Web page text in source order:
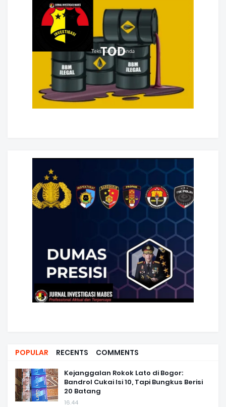
POPULAR RECENTS COMMENTS
Kejanggalan Rokok Lato di Bogor:
Bandrol Cukai Isi 10, Tapi Bungkus Berisi
20 Batang
16.44